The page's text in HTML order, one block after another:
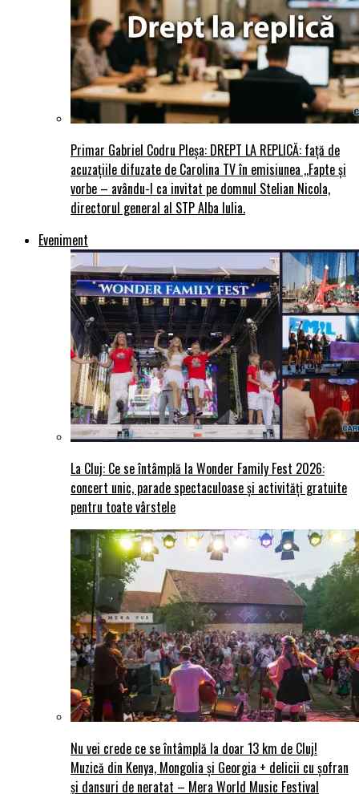
Primar Gabriel Codru Pleșa: DREPT LA REPLICĂ: față de
acuzațiile difuzate de Carolina TV în emisiunea ,,Fapte și
vorbe – avându-l ca invitat pe domnul Stelian Nicola,
directorul general al STP Alba Iulia.
Eveniment
La Cluj: Ce se întâmplă la Wonder Family Fest 2026:
concert unic, parade spectaculoase și activități gratuite
pentru toate vârstele
Nu vei crede ce se întâmplă la doar 13 km de Cluj!
Muzică din Kenya, Mongolia și Georgia + delicii cu șofran
și dansuri de neratat – Mera World Music Festival